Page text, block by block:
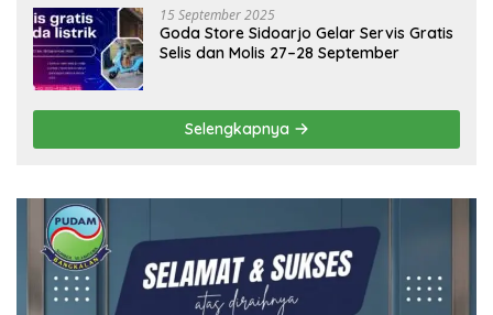
15 September 2025
Goda Store Sidoarjo Gelar Servis Gratis
Selis dan Molis 27–28 September
Selengkapnya